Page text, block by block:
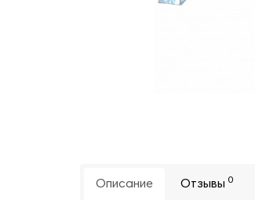
Описание Отзывы 0